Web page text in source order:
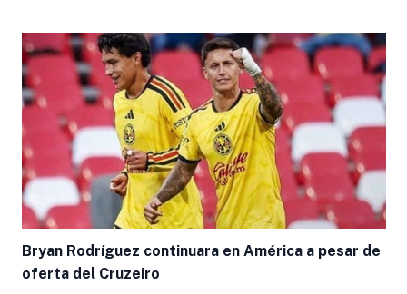
Bryan Rodríguez continuara en América a pesar de
oferta del Cruzeiro